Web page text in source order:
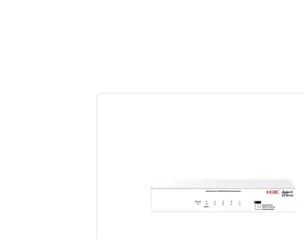
point Wi-Fi 6 đến máy chủ lưu